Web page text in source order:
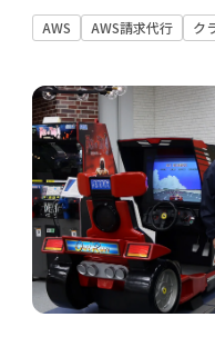
AWS AWS請求代行 ク